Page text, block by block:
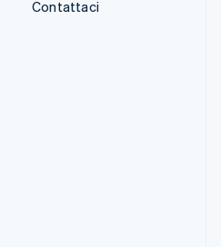
Contattaci